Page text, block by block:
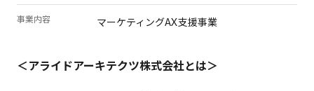
事業内容 マーケティングAX支援事業
＜アライドアーキテクツ株式会社とは＞